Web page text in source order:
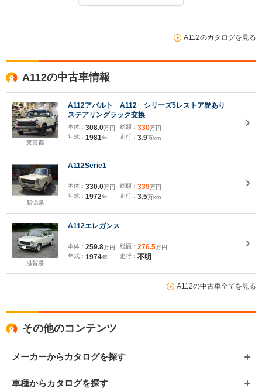
A112のカタログを見る
A112の中古車情報
東京都
A112アバルト A112 シリーズ5レストア歴あり
ステアリングラック交換
本体： 308.0万円
年式： 1981年
総額： 330万円
走行： 3.9万km
新潟県
A112Serie1
本体： 330.0万円
年式： 1972年
総額： 339万円
走行： 3.5万km
滋賀県
A112エレガンス
本体： 259.8万円
年式： 1974年
総額： 276.5万円
走行： 不明
A112の中古車全てを見る
その他のコンテンツ
メーカーからカタログを探す
車種からカタログを探す